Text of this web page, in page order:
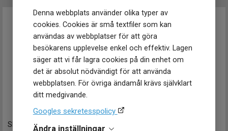
Denna webbplats använder olika typer av
cookies. Cookies är små textfiler som kan
användas av webbplatser för att göra
besökarens upplevelse enkel och effektiv. Lagen
säger att vi får lagra cookies på din enhet om
det är absolut nödvändigt för att använda
webbplatsen. För övriga ändamål krävs självklart
ditt medgivande.
Googles sekretesspolicy
Ändra inställningar
SRPL61J1 34 mm